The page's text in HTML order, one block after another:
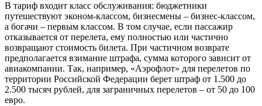
В тариф входит класс обслуживания: бюджетники
путешествуют эконом-классом, бизнесмены – бизнес-классом,
а богачи – первым классом. В том случае, если пассажир
отказывается от перелета, ему полностью или частично
возвращают стоимость билета. При частичном возврате
предполагается взимание штрафа, сумма которого зависит от
авиакомпании. Так, например, «Аэрофлот» для перелетов по
территории Российской Федерации берет штраф от 1.500 до
2.500 тысяч рублей, для заграничных перелетов – от 50 до 100
евро.